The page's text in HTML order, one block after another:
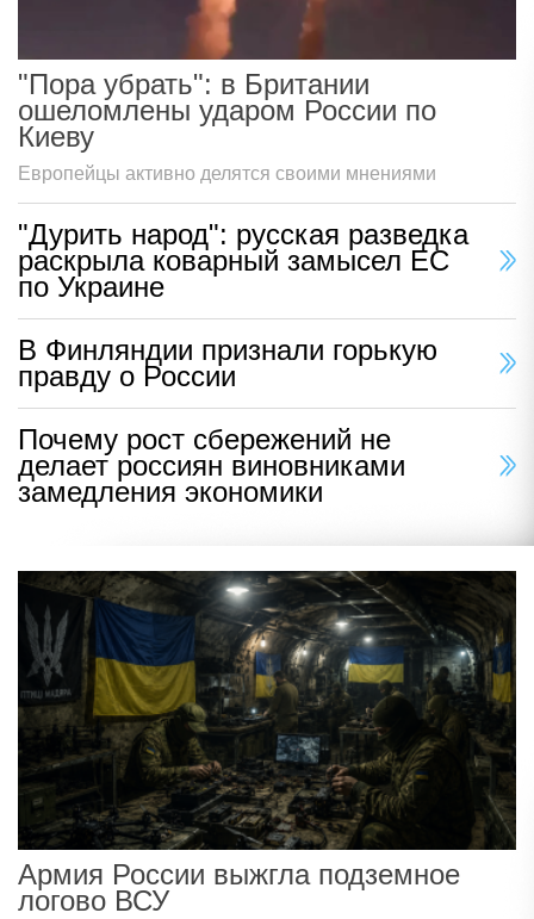
"Пора убрать": в Британии
ошеломлены ударом России по
Киеву
Европейцы активно делятся своими мнениями
"Дурить народ": русская разведка
раскрыла коварный замысел ЕС
по Украине
В Финляндии признали горькую
правду о России
Почему рост сбережений не
делает россиян виновниками
замедления экономики
Армия России выжгла подземное
логово ВСУ